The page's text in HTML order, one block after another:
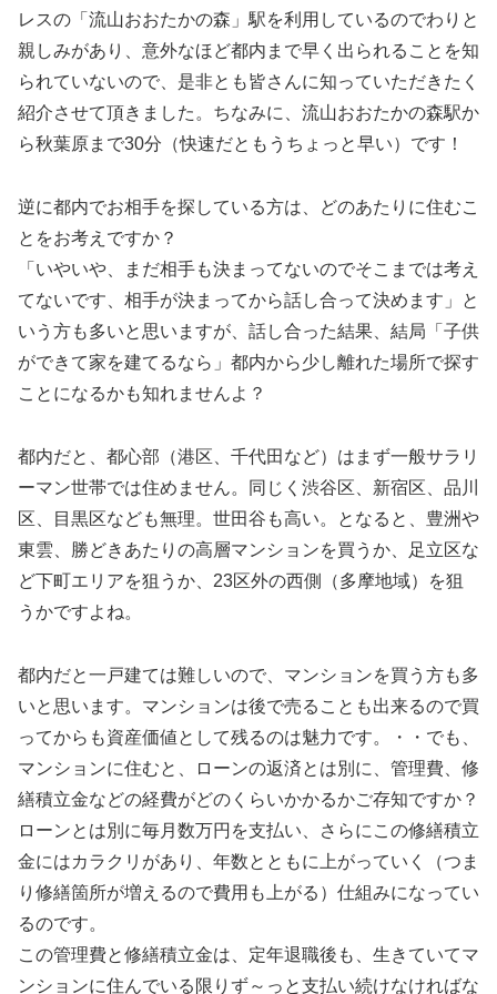
レスの「流山おおたかの森」駅を利用しているのでわりと
親しみがあり、意外なほど都内まで早く出られることを知
られていないので、是非とも皆さんに知っていただきたく
紹介させて頂きました。ちなみに、流山おおたかの森駅か
ら秋葉原まで30分（快速だともうちょっと早い）です！
逆に都内でお相手を探している方は、どのあたりに住むこ
とをお考えですか？
「いやいや、まだ相手も決まってないのでそこまでは考え
てないです、相手が決まってから話し合って決めます」と
いう方も多いと思いますが、話し合った結果、結局「子供
ができて家を建てるなら」都内から少し離れた場所で探す
ことになるかも知れませんよ？
都内だと、都心部（港区、千代田など）はまず一般サラリ
ーマン世帯では住めません。同じく渋谷区、新宿区、品川
区、目黒区なども無理。世田谷も高い。となると、豊洲や
東雲、勝どきあたりの高層マンションを買うか、足立区な
ど下町エリアを狙うか、23区外の西側（多摩地域）を狙
うかですよね。
都内だと一戸建ては難しいので、マンションを買う方も多
いと思います。マンションは後で売ることも出来るので買
ってからも資産価値として残るのは魅力です。・・でも、
マンションに住むと、ローンの返済とは別に、管理費、修
繕積立金などの経費がどのくらいかかるかご存知ですか？
ローンとは別に毎月数万円を支払い、さらにこの修繕積立
金にはカラクリがあり、年数とともに上がっていく（つま
り修繕箇所が増えるので費用も上がる）仕組みになってい
るのです。
この管理費と修繕積立金は、定年退職後も、生きていてマ
ンションに住んでいる限りず～っと支払い続けなければな